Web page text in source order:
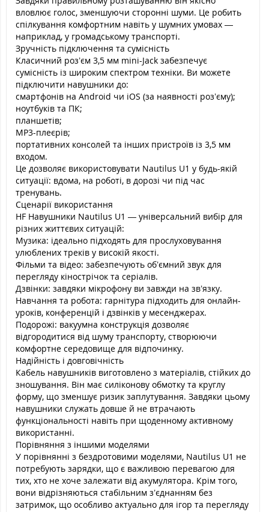
вловлює голос, зменшуючи сторонні шуми. Це робить
спілкування комфортним навіть у шумних умовах —
наприклад, у громадському транспорті.
Зручність підключення та сумісність
Класичний роз’єм 3,5 мм mini-Jack забезпечує
сумісність із широким спектром техніки. Ви можете
підключити навушники до:
смартфонів на Android чи iOS (за наявності роз’єму);
ноутбуків та ПК;
планшетів;
MP3-плеєрів;
портативних консолей та інших пристроїв із 3,5 мм
входом.
Це дозволяє використовувати Nautilus U1 у будь-якій
ситуації: вдома, на роботі, в дорозі чи під час
тренувань.
Сценарії використання
HF Навушники Nautilus U1 — універсальний вибір для
різних життєвих ситуацій:
Музика: ідеально підходять для прослуховування
улюблених треків у високій якості.
Фільми та відео: забезпечують об’ємний звук для
перегляду кінострічок та серіалів.
Дзвінки: завдяки мікрофону ви завжди на зв’язку.
Навчання та робота: гарнітура підходить для онлайн-
уроків, конференцій і дзвінків у месенджерах.
Подорожі: вакуумна конструкція дозволяє
відгородитися від шуму транспорту, створюючи
комфортне середовище для відпочинку.
Надійність і довговічність
Кабель навушників виготовлено з матеріалів, стійких до
зношування. Він має силіконову обмотку та круглу
форму, що зменшує ризик заплутування. Завдяки цьому
навушники служать довше й не втрачають
функціональності навіть при щоденному активному
використанні.
Порівняння з іншими моделями
У порівнянні з бездротовими моделями, Nautilus U1 не
потребують зарядки, що є важливою перевагою для
тих, хто не хоче залежати від акумулятора. Крім того,
вони відрізняються стабільним з’єднанням без
затримок, що особливо актуально для ігор та перегляду